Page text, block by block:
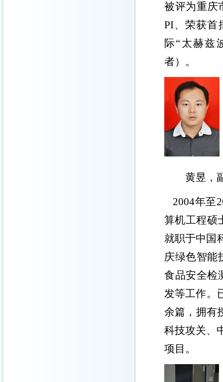
被评为重庆
PI、荣获首
际“太赫兹
者）。
黄昱，
2004年至
算机工程硕
就职于中国
庆绿色智能
食品安全检
发等工作。
余篇，拥有
科技攻关、
项目。